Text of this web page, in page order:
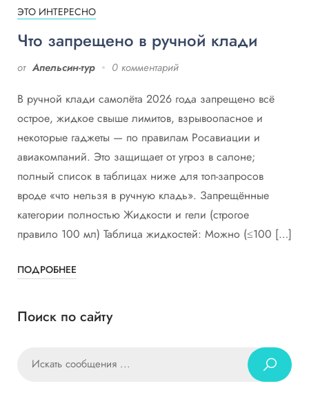
ЭТО ИНТЕРЕСНО
Что запрещено в ручной клади
от Апельсин-тур 0 комментарий
В ручной клади самолёта 2026 года запрещено всё
острое, жидкое свыше лимитов, взрывоопасное и
некоторые гаджеты — по правилам Росавиации и
авиакомпаний. Это защищает от угроз в салоне;
полный список в таблицах ниже для топ-запросов
вроде «что нельзя в ручную кладь». Запрещённые
категории полностью Жидкости и гели (строгое
правило 100 мл) Таблица жидкостей: Можно (≤100 […]
ПОДРОБНЕЕ
Поиск по сайту